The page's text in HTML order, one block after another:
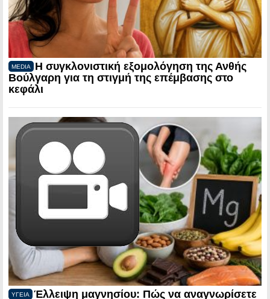
MEDIA
Η συγκλονιστική εξομολόγηση της Ανθής
Βούλγαρη για τη στιγμή της επέμβασης στο
κεφάλι
ΥΓΕΙΑ Έλλειψη μαγνησίου: Πώς να αναγνωρίσετε